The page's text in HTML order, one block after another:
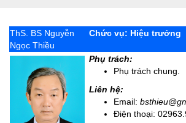
ThS. BS Nguyễn
Ngọc Thiều
Chức vụ: Hiệu trưởng
Phụ trách:
Phụ trách chung.
Liên hệ:
Email:
Điện thoại: